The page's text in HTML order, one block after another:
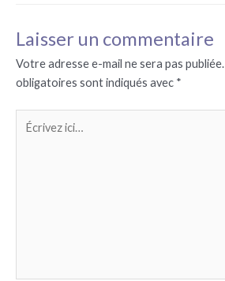
Laisser un commentaire
Votre adresse e-mail ne sera pas publiée.
obligatoires sont indiqués avec *
Écrivez